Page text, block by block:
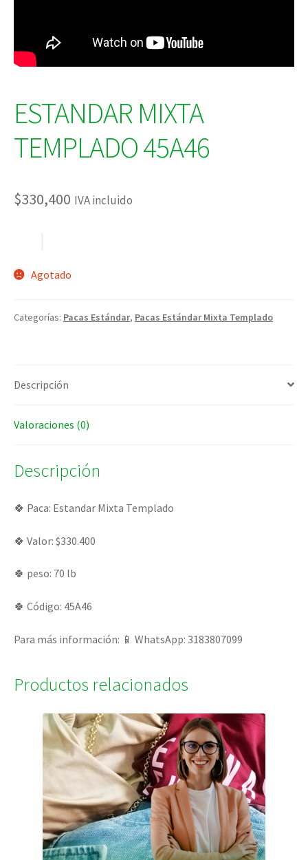
ESTANDAR MIXTA
TEMPLADO 45A46
$330,400 IVA incluido
Agotado
Categorías: Pacas Estándar, Pacas Estándar Mixta Templado
Descripción
Valoraciones (0)
Descripción
🍀 Paca: Estandar Mixta Templado
🍀 Valor: $330.400
🍀 peso: 70 lb
🍀 Código: 45A46
Para más información: 📱 WhatsApp: 3183807099
Productos relacionados